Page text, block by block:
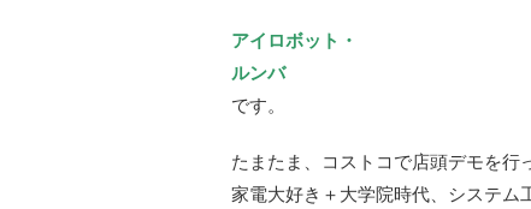
アイロボット・
ルンバ
です。
たまたま、コストコで店頭デモを行
家電大好き＋大学院時代、システム